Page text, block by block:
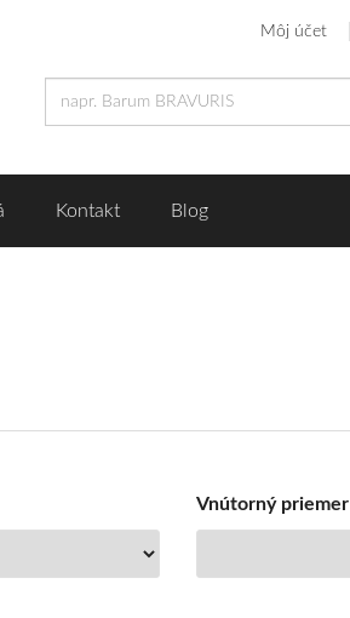
Môj účet
Kontakt Blog
Vnútorný priemer